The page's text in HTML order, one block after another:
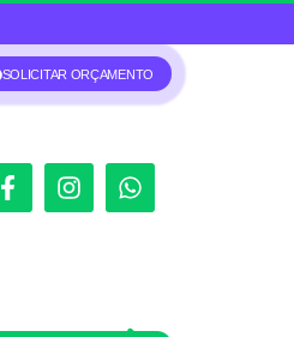
SOLICITAR ORÇAMENTO